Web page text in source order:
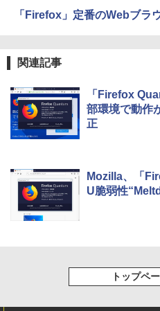
イ、色調
New
11インチ
整、色調
￥115,980
「Firefox」定番のWebブラ
関連記事
「Firefox
部環境で動作
正
Mozilla、「
U脆弱性
トップペ